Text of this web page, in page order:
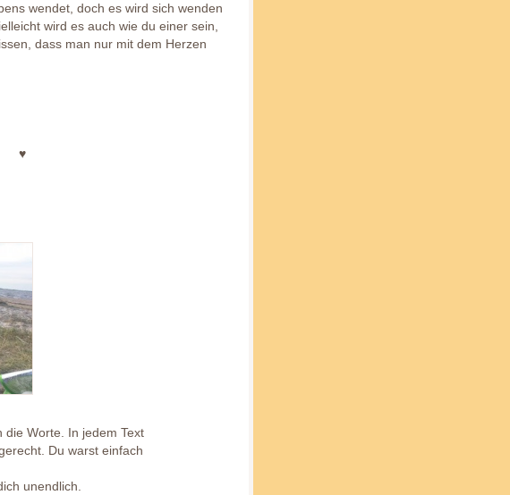
wendet, doch es wird sich wenden
wird es auch wie du einer sein,
dass man nur mit dem Herzen
♥
Worte. In jedem Text
Du warst einfach
unendlich.